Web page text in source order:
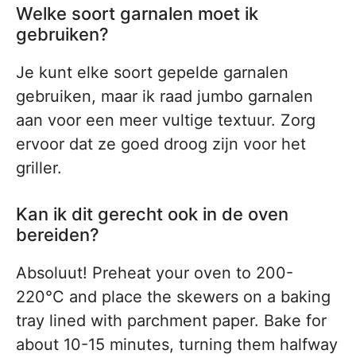
Welke soort garnalen moet ik
gebruiken?
Je kunt elke soort gepelde garnalen
gebruiken, maar ik raad jumbo garnalen
aan voor een meer vultige textuur. Zorg
ervoor dat ze goed droog zijn voor het
griller.
Kan ik dit gerecht ook in de oven
bereiden?
Absoluut! Preheat your oven to 200-
220°C and place the skewers on a baking
tray lined with parchment paper. Bake for
about 10-15 minutes, turning them halfway